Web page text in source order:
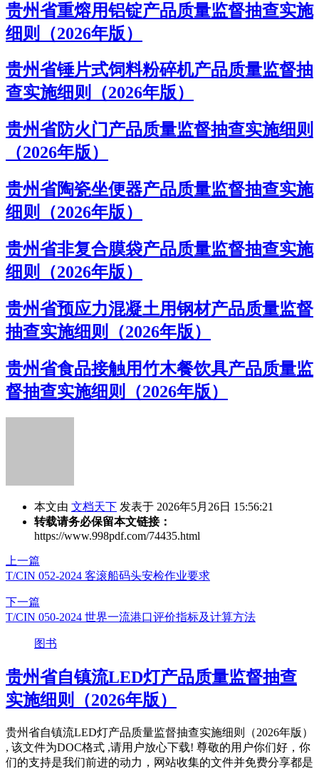
贵州省重熔用铝锭产品质量监督抽查实施
细则（2026年版）
贵州省锤片式饲料粉碎机产品质量监督抽
查实施细则（2026年版）
贵州省防火门产品质量监督抽查实施细则
（2026年版）
贵州省陶瓷坐便器产品质量监督抽查实施
细则（2026年版）
贵州省非复合膜袋产品质量监督抽查实施
细则（2026年版）
贵州省预应力混凝土用钢材产品质量监督
抽查实施细则（2026年版）
贵州省食品接触用竹木餐饮具产品质量监
督抽查实施细则（2026年版）
本文由 文档天下 发表于 2026年5月26日 15:56:21
转载请务必保留本文链接：
https://www.998pdf.com/74435.html
上一篇
T/CIN 052-2024 客滚船码头安检作业要求
下一篇
T/CIN 050-2024 世界一流港口评价指标及计算方法
图书
贵州省自镇流LED灯产品质量监督抽查
实施细则（2026年版）
贵州省自镇流LED灯产品质量监督抽查实施细则（2026年版）
, 该文件为DOC格式 ,请用户放心下载! 尊敬的用户你们好，你
们的支持是我们前进的动力，网站收集的文件并免费分享都是